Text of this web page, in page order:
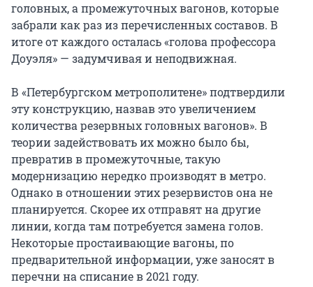
головных, а промежуточных вагонов, которые
забрали как раз из перечисленных составов. В
итоге от каждого осталась «голова профессора
Доуэля» — задумчивая и неподвижная.
В «Петербургском метрополитене» подтвердили
эту конструкцию, назвав это увеличением
количества резервных головных вагонов». В
теории задействовать их можно было бы,
превратив в промежуточные, такую
модернизацию нередко производят в метро.
Однако в отношении этих резервистов она не
планируется. Скорее их отправят на другие
линии, когда там потребуется замена голов.
Некоторые простаивающие вагоны, по
предварительной информации, уже заносят в
перечни на списание в 2021 году.